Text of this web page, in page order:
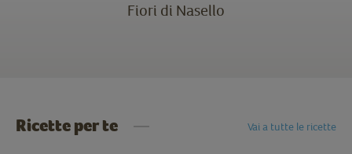
Fiori di Nasello
Ricette per te Vai a tutte le ricette